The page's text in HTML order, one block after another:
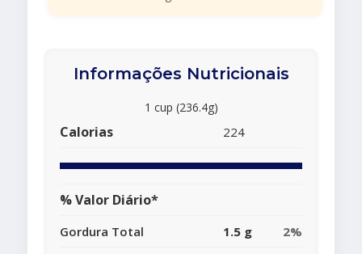
Informações Nutricionais
1 cup (236.4g)
Calorias 224
% Valor Diário*
Gordura Total 1.5 g
2%